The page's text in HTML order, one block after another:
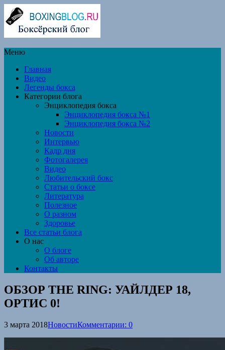
Меню
Главная
Видео
Легенды бокса
Категории блога
Энциклопедия бокса
Энциклопедия бокса №1
Энциклопедия бокса №2
Новости
Интервью
Кадр дня
Фотогалерея
Видео
Любительский бокс
Статьи о боксе
Литература
Полезное
О разном
Здоровье
Все статьи блога
О нас
О блоге
Об авторе
Контакты
ОБЗОР THE RING: УАЙЛДЕР 18,
ОРТИС 0!
3 марта 2018НовостиКомментарии: 0